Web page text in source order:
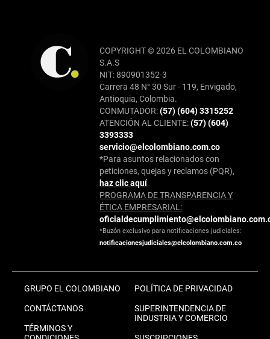
COPYRIGHT © 2026 EL COLOMBIANO
S.A.S
NIT: 890901352-3
Carrera 48 N° 30 Sur - 119, Envigado,
Antioquia, Colombia.
CONMUTADOR:(57) (604) 3315252
ATENCIÓN AL CLIENTE:(57) (604)
3393333
servicio@elcolombiano.com.co
*Para asuntos relacionados con
peticiones, quejas y reclamos (PQR),
haz clic aquí
PROGRAMA DE TRANSPARENCIA Y
ÉTICA EMPRESARIAL:
*Buzón exclusivo para notificaciones judiciales:
notificacionesjudiciales@elcolombiano.com.co
GRUPO EL COLOMBIANO
CONTÁCTANOS
TÉRMINOS Y
POLÍTICA DE PRIVACIDAD
SUPERINTENDENCIA DE
INDUSTRIA Y COMERCIO